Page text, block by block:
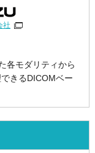
社
各モダリティから
きるDICOMベー